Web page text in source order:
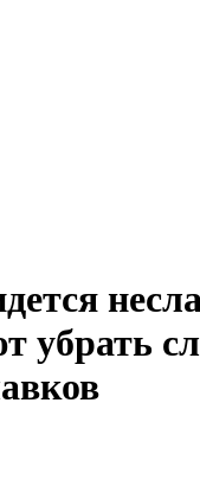
убрать